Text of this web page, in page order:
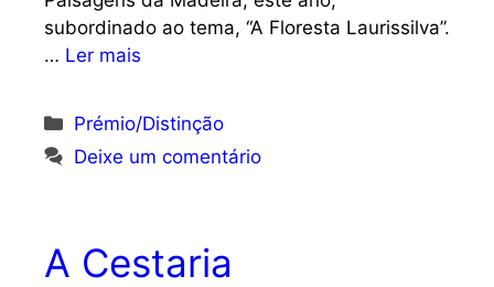
subordinado ao tema, “A Floresta Laurissilva”.
… Ler mais
Categorias
Prémio/Distinção
Deixe um comentário
A Cestaria